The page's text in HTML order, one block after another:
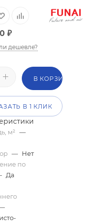
₽
дешевле?
В КОРЗИНУ
В 1 КЛИК
м² —
— Нет
по
Да